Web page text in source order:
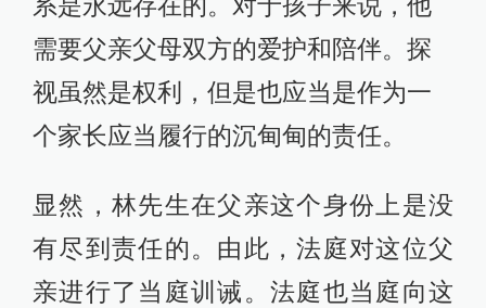
需要父亲父母双方的爱护和陪伴。探
视虽然是权利，但是也应当是作为一
个家长应当履行的沉甸甸的责任。
显然，林先生在父亲这个身份上是没
有尽到责任的。由此，法庭对这位父
亲进行了当庭训诫。法庭也当庭向这